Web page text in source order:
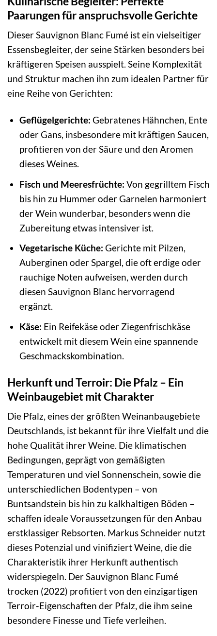
Paarungen für anspruchsvolle Gerichte
Dieser Sauvignon Blanc Fumé ist ein vielseitiger
Essensbegleiter, der seine Stärken besonders bei
kräftigeren Speisen ausspielt. Seine Komplexität
und Struktur machen ihn zum idealen Partner für
eine Reihe von Gerichten:
Geflügelgerichte: Gebratenes Hähnchen, Ente
oder Gans, insbesondere mit kräftigen Saucen,
profitieren von der Säure und den Aromen
dieses Weines.
Fisch und Meeresfrüchte: Von gegrilltem Fisch
bis hin zu Hummer oder Garnelen harmoniert
der Wein wunderbar, besonders wenn die
Zubereitung etwas intensiver ist.
Vegetarische Küche: Gerichte mit Pilzen,
Auberginen oder Spargel, die oft erdige oder
rauchige Noten aufweisen, werden durch
diesen Sauvignon Blanc hervorragend
ergänzt.
Käse: Ein Reifekäse oder Ziegenfrischkäse
entwickelt mit diesem Wein eine spannende
Geschmackskombination.
Herkunft und Terroir: Die Pfalz – Ein
Weinbaugebiet mit Charakter
Die Pfalz, eines der größten Weinanbaugebiete
Deutschlands, ist bekannt für ihre Vielfalt und die
hohe Qualität ihrer Weine. Die klimatischen
Bedingungen, geprägt von gemäßigten
Temperaturen und viel Sonnenschein, sowie die
unterschiedlichen Bodentypen – von
Buntsandstein bis hin zu kalkhaltigen Böden –
schaffen ideale Voraussetzungen für den Anbau
erstklassiger Rebsorten. Markus Schneider nutzt
dieses Potenzial und vinifiziert Weine, die die
Charakteristik ihrer Herkunft authentisch
widerspiegeln. Der Sauvignon Blanc Fumé
trocken (2022) profitiert von den einzigartigen
Terroir-Eigenschaften der Pfalz, die ihm seine
besondere Finesse und Tiefe verleihen.